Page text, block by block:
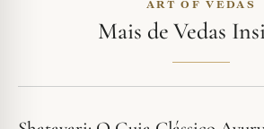
ART OF VEDAS
Mais de Vedas